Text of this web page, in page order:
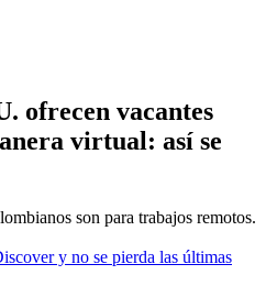
ofrecen vacantes
virtual: así se
son para trabajos remotos.
y no se pierda las últimas